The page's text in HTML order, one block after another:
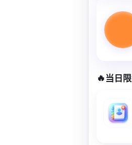
🔥 当日